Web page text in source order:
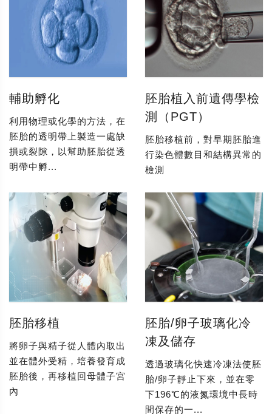
輔助孵化
利用物理或化學的方法，在
胚胎的透明帶上製造一處缺
損或裂隙，以幫助胚胎從透
明帶中孵...
胚胎植入前遺傳學檢
測（PGT）
胚胎移植前，對早期胚胎進
行染色體數目和結構異常的
檢測
胚胎移植
將卵子與精子從人體內取出
並在體外受精，培養發育成
胚胎後，再移植回母體子宮
內
胚胎/卵子玻璃化冷
凍及儲存
透過玻璃化快速冷凍法使胚
胎/卵子靜止下來，並在零
下196℃的液氮環境中長時
間保存的一...